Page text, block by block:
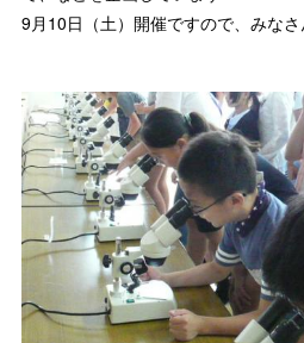
9月10日（土）開催ですので、みな